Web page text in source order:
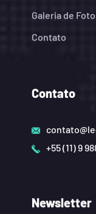
Galeria de
Contato
Contato
+55 (11) 9
Newsletter